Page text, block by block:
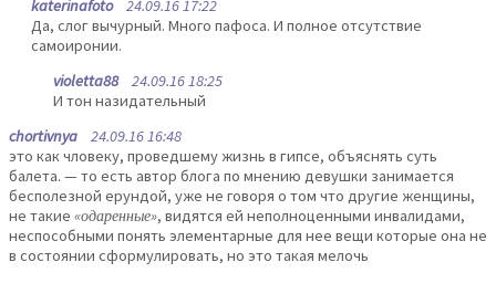
katerinafoto24.09.16 17:22
Да, слог вычурный. Много пафоса. И полное отсутствие
самоиронии.
violetta8824.09.16 18:25
И тон назидательный
chortivnya 24.09.16 16:48
это как чловеку, проведшему жизнь в гипсе, объяснять суть
балета. — то есть автор блога по мнению девушки занимается
бесполезной ерундой, уже не говоря о том что другие женщины,
не такие «одаренные», видятся ей неполноценными инвалидами,
неспособными понять элементарные для нее вещи которые она не
в состоянии сформулировать, но это такая мелочь